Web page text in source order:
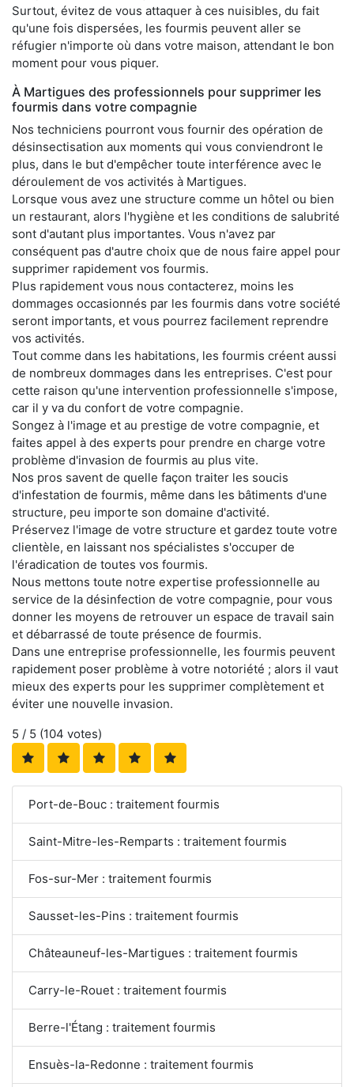
Surtout, évitez de vous attaquer à ces nuisibles, du fait
qu'une fois dispersées, les fourmis peuvent aller se
réfugier n'importe où dans votre maison, attendant le bon
moment pour vous piquer.
À Martigues des professionnels pour supprimer les
fourmis dans votre compagnie
Nos techniciens pourront vous fournir des opération de
désinsectisation aux moments qui vous conviendront le
plus, dans le but d'empêcher toute interférence avec le
déroulement de vos activités à Martigues.
Lorsque vous avez une structure comme un hôtel ou bien
un restaurant, alors l'hygiène et les conditions de salubrité
sont d'autant plus importantes. Vous n'avez par
conséquent pas d'autre choix que de nous faire appel pour
supprimer rapidement vos fourmis.
Plus rapidement vous nous contacterez, moins les
dommages occasionnés par les fourmis dans votre société
seront importants, et vous pourrez facilement reprendre
vos activités.
Tout comme dans les habitations, les fourmis créent aussi
de nombreux dommages dans les entreprises. C'est pour
cette raison qu'une intervention professionnelle s'impose,
car il y va du confort de votre compagnie.
Songez à l'image et au prestige de votre compagnie, et
faites appel à des experts pour prendre en charge votre
problème d'invasion de fourmis au plus vite.
Nos pros savent de quelle façon traiter les soucis
d'infestation de fourmis, même dans les bâtiments d'une
structure, peu importe son domaine d'activité.
Préservez l'image de votre structure et gardez toute votre
clientèle, en laissant nos spécialistes s'occuper de
l'éradication de toutes vos fourmis.
Nous mettons toute notre expertise professionnelle au
service de la désinfection de votre compagnie, pour vous
donner les moyens de retrouver un espace de travail sain
et débarrassé de toute présence de fourmis.
Dans une entreprise professionnelle, les fourmis peuvent
rapidement poser problème à votre notoriété ; alors il vaut
mieux des experts pour les supprimer complètement et
éviter une nouvelle invasion.
5 / 5 (104 votes)
Port-de-Bouc : traitement fourmis
Saint-Mitre-les-Remparts : traitement fourmis
Fos-sur-Mer : traitement fourmis
Sausset-les-Pins : traitement fourmis
Châteauneuf-les-Martigues : traitement fourmis
Carry-le-Rouet : traitement fourmis
Berre-l'Étang : traitement fourmis
Ensuès-la-Redonne : traitement fourmis